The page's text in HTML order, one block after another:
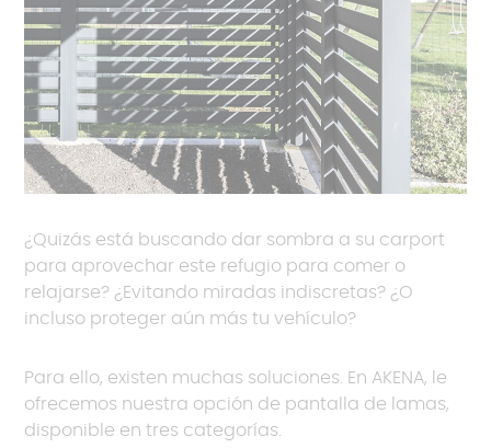
¿Quizás está buscando dar sombra a su carport
para aprovechar este refugio para comer o
relajarse? ¿Evitando miradas indiscretas? ¿O
incluso proteger aún más tu vehículo?
Para ello, existen muchas soluciones. En AKENA, le
ofrecemos nuestra opción de pantalla de lamas,
disponible en tres categorías.